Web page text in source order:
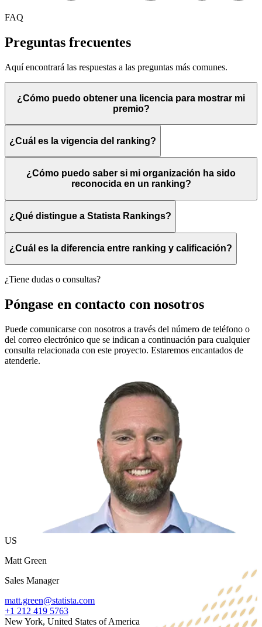
FAQ
Preguntas frecuentes
Aquí encontrará las respuestas a las preguntas más comunes.
¿Cómo puedo obtener una licencia para mostrar mi
premio?
¿Cuál es la vigencia del ranking?
¿Cómo puedo saber si mi organización ha sido
reconocida en un ranking?
¿Qué distingue a Statista Rankings?
¿Cuál es la diferencia entre ranking y calificación?
¿Tiene dudas o consultas?
Póngase en contacto con nosotros
Puede comunicarse con nosotros a través del número de teléfono o
del correo electrónico que se indican a continuación para cualquier
consulta relacionada con este proyecto. Estaremos encantados de
atenderle.
US
Matt Green
Sales Manager
matt.green@statista.com
+1 212 419 5763
New York, United States of America